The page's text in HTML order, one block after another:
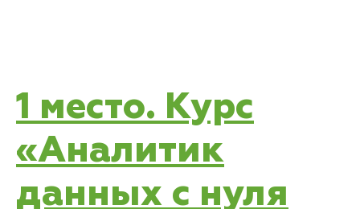
1 место. Курс
«Аналитик
данных с нуля